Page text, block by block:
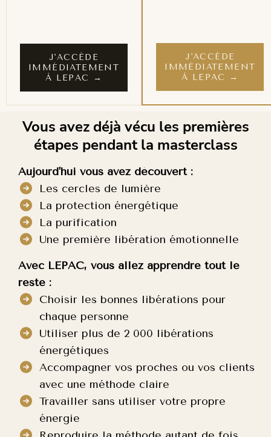
J'ACCÈDE
IMMÉDIATEMENT
À LEPAC →
J'ACCÈDE
IMMÉDIATEMENT
À LEPAC →
Vous avez déjà vécu les premières
étapes pendant la masterclass
Aujourd'hui vous avez découvert :
Les cercles de lumière
La protection énergétique
La purification
Une première libération émotionnelle
Avec LEPAC, vous allez apprendre tout le
reste :
Choisir les bonnes libérations pour
chaque personne
Utiliser plus de 2 000 libérations
énergétiques
Accompagner vos proches ou vos clients
avec une méthode claire
Travailler sans utiliser votre propre
énergie